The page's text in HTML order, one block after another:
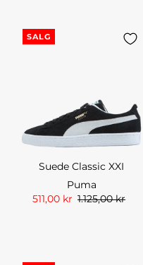
SALG
Suede Classic XXI
Puma
511,00 kr 1.125,00 kr